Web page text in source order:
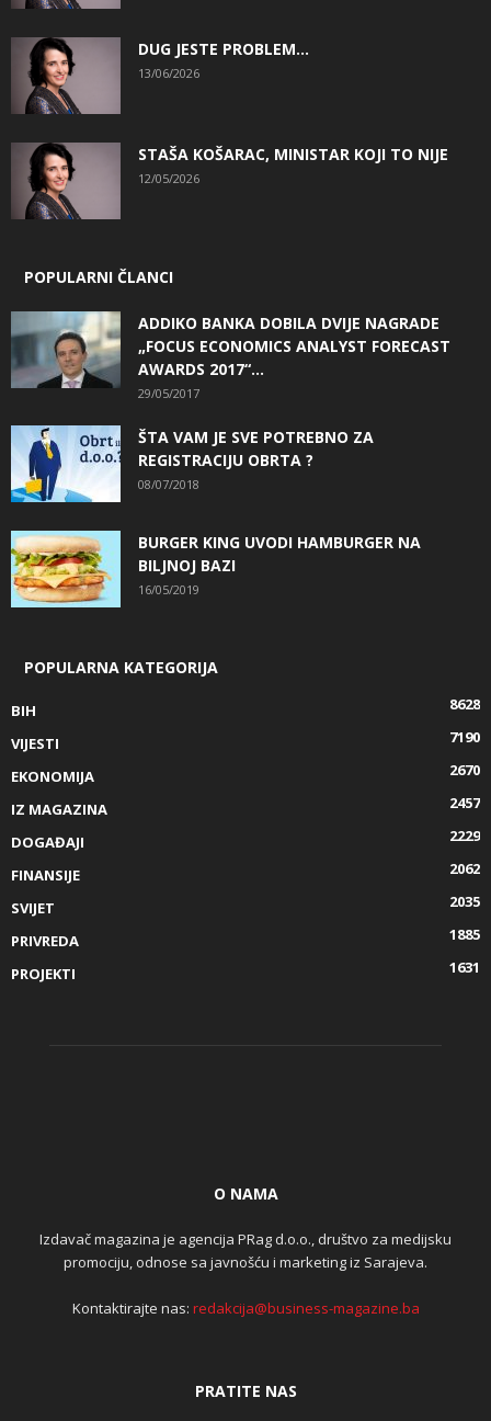
DUG JESTE PROBLEM…
13/06/2026
STAŠA KOŠARAC, MINISTAR KOJI TO NIJE
12/05/2026
POPULARNI ČLANCI
ADDIKO BANKA DOBILA DVIJE NAGRADE
„FOCUS ECONOMICS ANALYST FORECAST
AWARDS 2017“...
29/05/2017
ŠTA VAM JE SVE POTREBNO ZA
REGISTRACIJU OBRTA ?
08/07/2018
BURGER KING UVODI HAMBURGER NA
BILJNOJ BAZI
16/05/2019
POPULARNA KATEGORIJA
BIH
8628
VIJESTI
7190
EKONOMIJA
2670
IZ MAGAZINA
2457
DOGAĐAJI
2229
FINANSIJE
2062
SVIJET
2035
PRIVREDA
1885
PROJEKTI
1631
O NAMA
Izdavač magazina je agencija PRag d.o.o., društvo za medijsku
promociju, odnose sa javnošću i marketing iz Sarajeva.
Kontaktirajte nas: redakcija@business-magazine.ba
PRATITE NAS